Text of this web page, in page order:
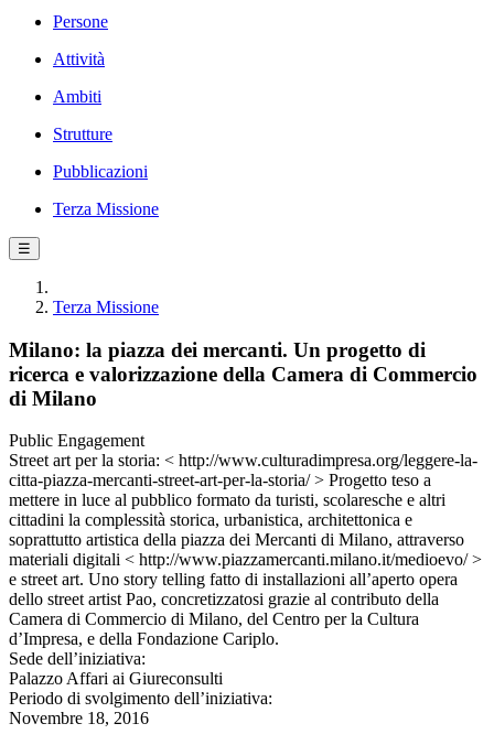
Persone
Attività
Ambiti
Strutture
Pubblicazioni
Terza Missione
☰
Terza Missione
Milano: la piazza dei mercanti. Un progetto di
ricerca e valorizzazione della Camera di Commercio
di Milano
Public Engagement
Street art per la storia: < http://www.culturadimpresa.org/leggere-la-
citta-piazza-mercanti-street-art-per-la-storia/ > Progetto teso a
mettere in luce al pubblico formato da turisti, scolaresche e altri
cittadini la complessità storica, urbanistica, architettonica e
soprattutto artistica della piazza dei Mercanti di Milano, attraverso
materiali digitali < http://www.piazzamercanti.milano.it/medioevo/ >
e street art. Uno story telling fatto di installazioni all’aperto opera
dello street artist Pao, concretizzatosi grazie al contributo della
Camera di Commercio di Milano, del Centro per la Cultura
d’Impresa, e della Fondazione Cariplo.
Sede dell’iniziativa:
Palazzo Affari ai Giureconsulti
Periodo di svolgimento dell’iniziativa:
Novembre 18, 2016